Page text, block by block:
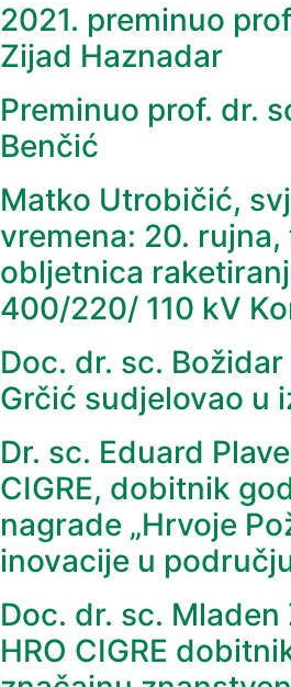
2021. preminuo
Zijad Haznadar
Preminuo prof. dr.
Benčić
Matko Utrobičić,
vremena: 20.
obljetnica
400/220/ 110 kV
Doc. dr. sc.
Grčić sudjelovao u
Dr. sc. Eduard
CIGRE, dobitnik
nagrade „Hrvoje
inovacije u
Doc. dr. sc. Mladen
HRO CIGRE